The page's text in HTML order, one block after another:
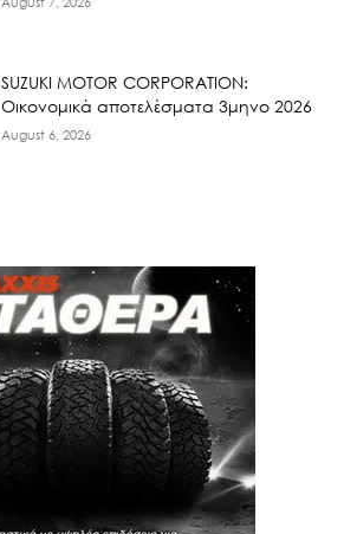
SUZUKI MOTOR CORPORATION:
Οικονομικά αποτελέσματα 3μηνο 2026
August 6, 2026